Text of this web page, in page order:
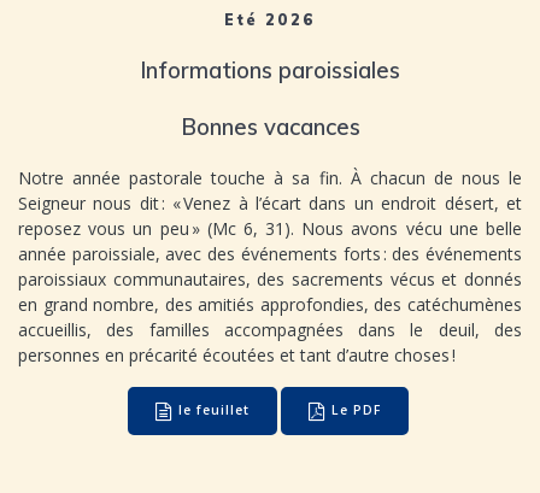
Eté 2026
Informations paroissiales
Bonnes vacances
Notre année pastorale touche à sa fin. À chacun de nous le
Seigneur nous dit : « Venez à l’écart dans un endroit désert, et
reposez vous un peu » (Mc 6, 31). Nous avons vécu une belle
année paroissiale, avec des événements forts : des événements
paroissiaux communautaires, des sacrements vécus et donnés
en grand nombre, des amitiés approfondies, des catéchumènes
accueillis, des familles accompagnées dans le deuil, des
personnes en précarité écoutées et tant d’autre choses !
le feuillet Le PDF